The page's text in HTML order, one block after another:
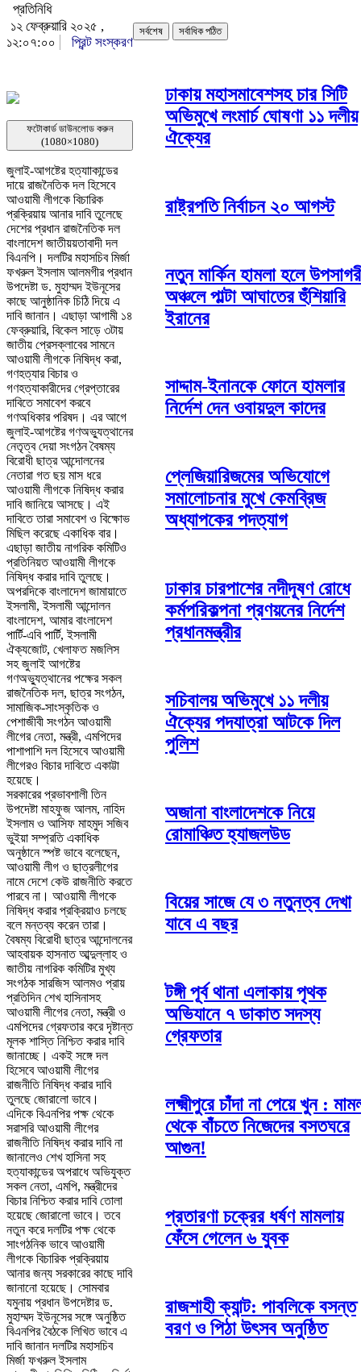
প্রতিনিধি
১২ ফেব্রুয়ারি ২০২৫ ,
১২:০৭:০০
প্রিন্ট সংস্করণ
ফটোকার্ড ডাউনলোড করুন
(1080×1080)
জুলাই-আগষ্টের হত্যাাকান্ডের
দায়ে রাজনৈতিক দল হিসেবে
আওয়ামী লীগকে বিচারিক
প্রক্রিয়ায় আনার দাবি তুলেছে
দেশের প্রধান রাজনৈতিক দল
বাংলাদেশ জাতীয়য়তাবাদী দল
বিএনপি। দলটির মহাসচিব মির্জা
ফখরুল ইসলাম আলমগীর প্রধান
উপদেষ্টা ড. মুহাম্মদ ইউনূসের
কাছে আনুষ্ঠানিক চিঠি দিয়ে এ
দাবি জানান। এছাড়া আগামী ১৪
ফেব্রুয়ারি, বিকেল সাড়ে ৩টায়
জাতীয় প্রেসক্লাবের সামনে
আওয়ামী লীগকে নিষিদ্ধ করা,
গণহত্যার বিচার ও
গণহত্যাকারীদের গ্রেপ্তারের
দাবিতে সমাবেশ করবে
গণঅধিকার পরিষদ। এর আগে
জুলাই-আগষ্টের গণঅভ্যুত্থানের
নেতৃত্ব দেয়া সংগঠন বৈষম্য
বিরোধী ছাত্র আন্দোলনের
নেতারা গত ছয় মাস ধরে
আওয়ামী লীগকে নিষিদ্ধ করার
দাবি জানিয়ে আসছে। এই
দাবিতে তারা সমাবেশ ও বিক্ষোভ
মিছিল করেছে একাধিক বার।
এছাড়া জাতীয় নাগরিক কমিটিও
প্রতিনিয়ত আওয়ামী লীগকে
নিষিদ্ধ করার দাবি তুলছে।
অপরদিকে বাংলাদেশ জামায়াতে
ইসলামী, ইসলামী আন্দোলন
বাংলাদেশ, আমার বাংলাদেশ
পার্টি-এবি পার্টি, ইসলামী
ঐক্যজোট, খেলাফত মজলিস
সহ জুলাই আগষ্টের
গণঅভ্যুত্থানের পক্ষের সকল
রাজনৈতিক দল, ছাত্র সংগঠন,
সামাজিক-সাংস্কৃতিক ও
পেশাজীবী সংগঠন আওয়ামী
লীগের নেতা, মন্ত্রী, এমপিদের
পাশাপাশি দল হিসেবে আওয়ামী
লীগেরও বিচার দাবিতে একাট্টা
হয়েছে।
সরকারের প্রভাবশালী তিন
উপদেষ্টা মাহফুজ আলম, নাহিদ
ইসলাম ও আসিফ মাহমুদ সজিব
ভুইয়া সম্প্রতি একাধিক
অনুষ্ঠানে স্পষ্ট ভাবে বলেছেন,
আওয়ামী লীগ ও ছাত্রলীগের
নামে দেশে কেউ রাজনীতি করতে
পারবে না। আওয়ামী লীগকে
নিষিদ্ধ করার প্রক্রিয়াও চলছে
বলে মন্তব্য করেন তারা।
বৈষম্য বিরোধী ছাত্র আন্দোলনের
আহবায়ক হাসনাত আব্দুল্লাহ ও
জাতীয় নাগরিক কমিটির মুখ্য
সংগঠক সারজিস আলমও প্রায়
প্রতিদিন শেখ হাসিনাসহ
আওয়ামী লীগের নেতা, মন্ত্রী ও
এমপিদের গ্রেফতার করে দৃষ্টান্ত
মূলক শাস্তি নিশ্চিত করার দাবি
জানাচ্ছে। একই সঙ্গে দল
হিসেবে আওয়ামী লীগের
রাজনীতি নিষিদ্ধ করার দাবি
তুলছে জোরালো ভাবে।
এদিকে বিএনপির পক্ষ থেকে
সরাসরি আওয়ামী লীগের
রাজনীতি নিষিদ্ধ করার দাবি না
জানালেও শেখ হাসিনা সহ
হত্যাকান্ডের অপরাধে অভিযুক্ত
সকল নেতা, এমপি, মন্ত্রীদের
বিচার নিশ্চিত করার দাবি তোলা
হয়েছে জোরালো ভাবে। তবে
নতুন করে দলটির পক্ষ থেকে
সাংগঠনিক ভাবে আওয়ামী
লীগকে বিচারিক প্রক্রিয়ায়
আনার জন্য সরকারের কাছে দাবি
জানানো হয়েছে। সোমবার
যমুনায় প্রধান উপদেষ্টার ড.
মুহাম্মদ ইউনূসের সঙ্গে অনুষ্ঠিত
বিএনপির বৈঠকে লিখিত ভাবে এ
দাবি জানান দলটির মহাসচিব
মির্জা ফখরুল ইসলাম
সর্বশেষ সর্বাধিক পঠিত
ঢাকায় মহাসমাবেশসহ চার সিটি
অভিমুখে লংমার্চ ঘোষণা ১১ দলীয়
ঐক্যের
রাষ্ট্রপতি নির্বাচন ২০ আগস্ট
নতুন মার্কিন হামলা হলে
অঞ্চলে পাল্টা আঘাতের হুঁশিয়ারি
ইরানের
সাদ্দাম-ইনানকে ফোনে হামলার
নির্দেশ দেন ওবায়দুল কাদের
প্লেজিয়ারিজমের অভিযোগে
সমালোচনার মুখে কেমব্রিজ
অধ্যাপকের পদত্যাগ
ঢাকার চারপাশের নদীদূষণ রোধে
কর্মপরিকল্পনা প্রণয়নের নির্দেশ
প্রধানমন্ত্রীর
সচিবালয় অভিমুখে ১১ দলীয়
ঐক্যের পদযাত্রা আটকে দিল
পুলিশ
অজানা বাংলাদেশকে নিয়ে
রোমাঞ্চিত হ্যাজলউড
বিয়ের সাজে যে ৩ নতুনত্ব দেখা
যাবে এ বছর
টঙ্গী পূর্ব থানা এলাকায় পৃথক
অভিযানে ৭ ডাকাত সদস্য
গ্রেফতার
লক্ষ্মীপুরে চাঁদা না পেয়ে খুন :
থেকে বাঁচতে নিজেদের বসতঘরে
আগুন!
প্রতারণা চক্রের ধর্ষণ মামলায়
ফেঁসে গেলেন ৬ যুবক
রাজশাহী ক্যান্ট: পাবলিকে বসন্ত
বরণ ও পিঠা উৎসব অনুষ্ঠিত